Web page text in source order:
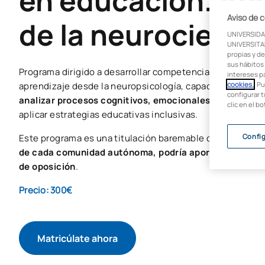
de la
Programa dirigido a desarrollar competencias en la
aprendizaje desde la neuropsicología, capacitando al
analizar procesos cognitivos, emocionales y
aplicar estrategias educativas inclusivas.
Este programa es una titulación baremable que,
según
de cada comunidad autónoma, podría aportar hasta 1
de oposición.
Precio: 300€
Matricúlate ahora
Aviso de
propias y
sus hábitos
intereses
cookies. .
configurar
clic en el